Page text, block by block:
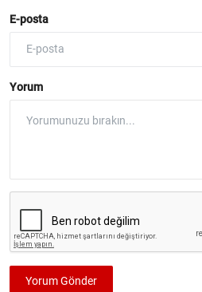
E-posta
Yorum
Yorum Gönder